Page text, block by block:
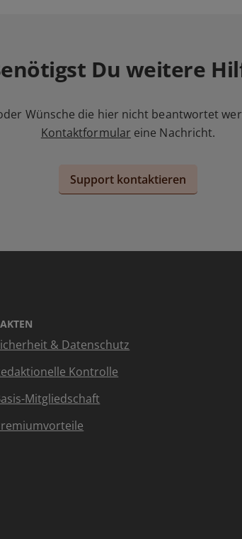
Du weitere
Wünsche die hier nicht beantwortet
Kontaktformular eine Nachricht.
Support kontaktieren
& Datenschutz
Kontrolle
Mitgliedschaft